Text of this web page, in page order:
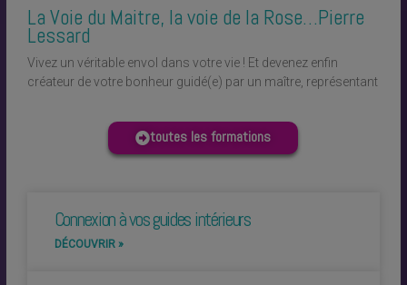
La Voie du Maitre, la voie de la Rose…Pierre
Lessard
Vivez un véritable envol dans votre vie ! Et devenez enfin
créateur de votre bonheur guidé(e) par un maître, représentant
toutes les formations
Connexion à vos guides intérieurs
DÉCOUVRIR »